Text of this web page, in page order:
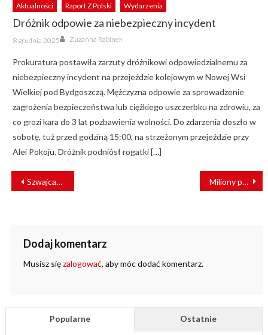
Aktualności Raport Z Polski Wydarzenia
Dróżnik odpowie za niebezpieczny incydent
Posted
on
8 grudnia 2025 Author
Zuzanna Rabinek
Prokuratura postawiła zarzuty dróżnikowi odpowiedzialnemu za
niebezpieczny incydent na przejeździe kolejowym w Nowej Wsi
Wielkiej pod Bydgoszczą. Mężczyzna odpowie za sprowadzenie
zagrożenia bezpieczeństwa lub ciężkiego uszczerbku na zdrowiu, za
co grozi kara do 3 lat pozbawienia wolności. Do zdarzenia doszło w
sobotę, tuż przed godziną 15:00, na strzeżonym przejeździe przy
Alei Pokoju. Dróżnik podniósł rogatki […]
NAWIGACJA
WPISU
Szwajcarzy kupią zeroemisyjne lokomotywy manewrowe. Czesi w grze Miliony pasażerów stoją za sukcesem połączeń ŁKA między Łodzią a Warszawą
Dodaj komentarz
Musisz sięzalogować, aby móc dodać komentarz.
Popularne Ostatnie